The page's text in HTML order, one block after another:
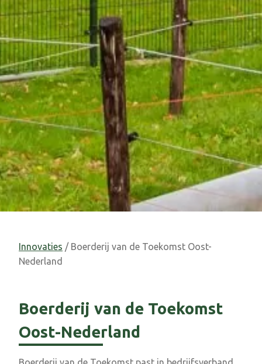
Innovaties / Boerderij van de Toekomst Oost-
Nederland
Boerderij van de Toekomst
Oost-Nederland